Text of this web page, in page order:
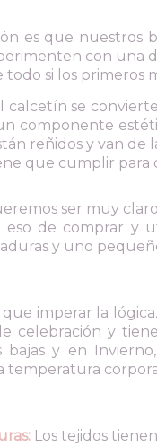
es que nuestros
con una
todo si los primeros
calcetín se
componente
reñidos y van
que cumplir para
ser muy
eso de comprar y
y uno
imperar la lógica.
celebración y
bajas y en
temperatura
Los tejidos